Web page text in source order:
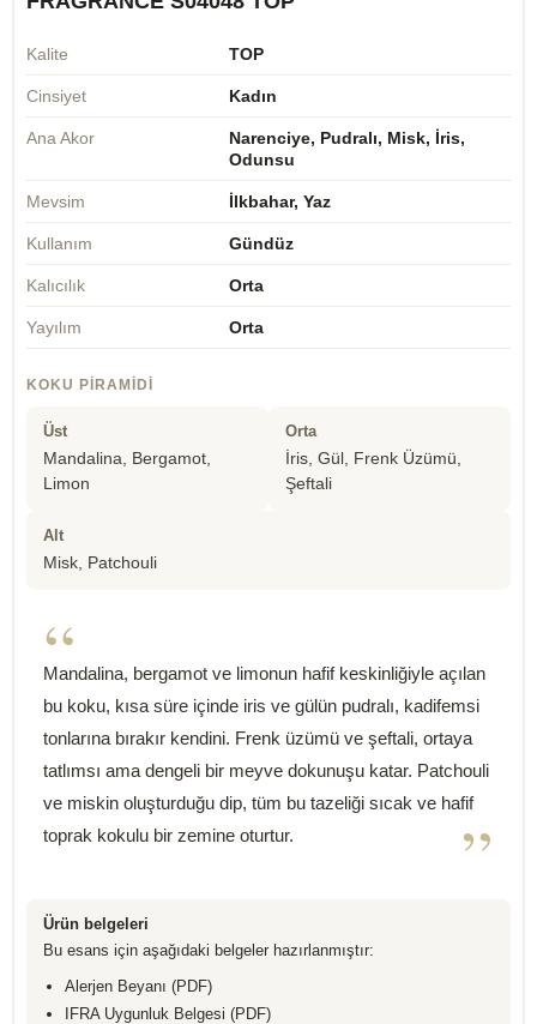
Kalite TOP
Cinsiyet Kadın
Ana Akor
Narenciye, Pudralı, Misk, İris,
Odunsu
Mevsim İlkbahar, Yaz
Kullanım Gündüz
Kalıcılık Orta
Yayılım Orta
KOKU PIRAMIDI
Üst
Mandalina, Bergamot,
Limon
Orta
İris, Gül, Frenk Üzümü,
Şeftali
Alt
Misk, Patchouli
“
Mandalina, bergamot ve limonun hafif keskinliğiyle açılan
bu koku, kısa süre içinde iris ve gülün pudralı, kadifemsi
tonlarına bırakır kendini. Frenk üzümü ve şeftali, ortaya
tatlımsı ama dengeli bir meyve dokunuşu katar. Patchouli
ve miskin oluşturduğu dip, tüm bu tazeliği sıcak ve hafif
toprak kokulu bir zemine oturtur.
”
Ürün belgeleri
Bu esans için aşağıdaki belgeler hazırlanmıştır:
Alerjen Beyanı (PDF)
IFRA Uygunluk Belgesi (PDF)